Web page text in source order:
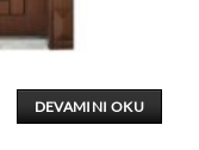
DEVAMINI OKU